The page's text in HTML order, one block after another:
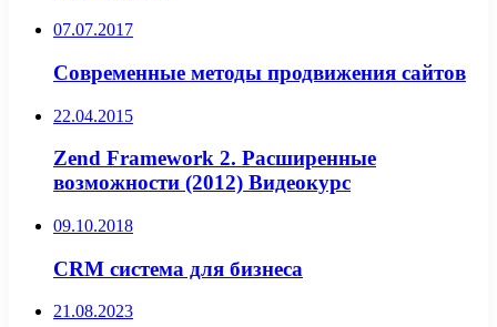
07.07.2017
Современные методы продвижения сайтов
22.04.2015
Zend Framework 2. Расширенные
возможности (2012) Видеокурс
09.10.2018
CRM система для бизнеса
21.08.2023